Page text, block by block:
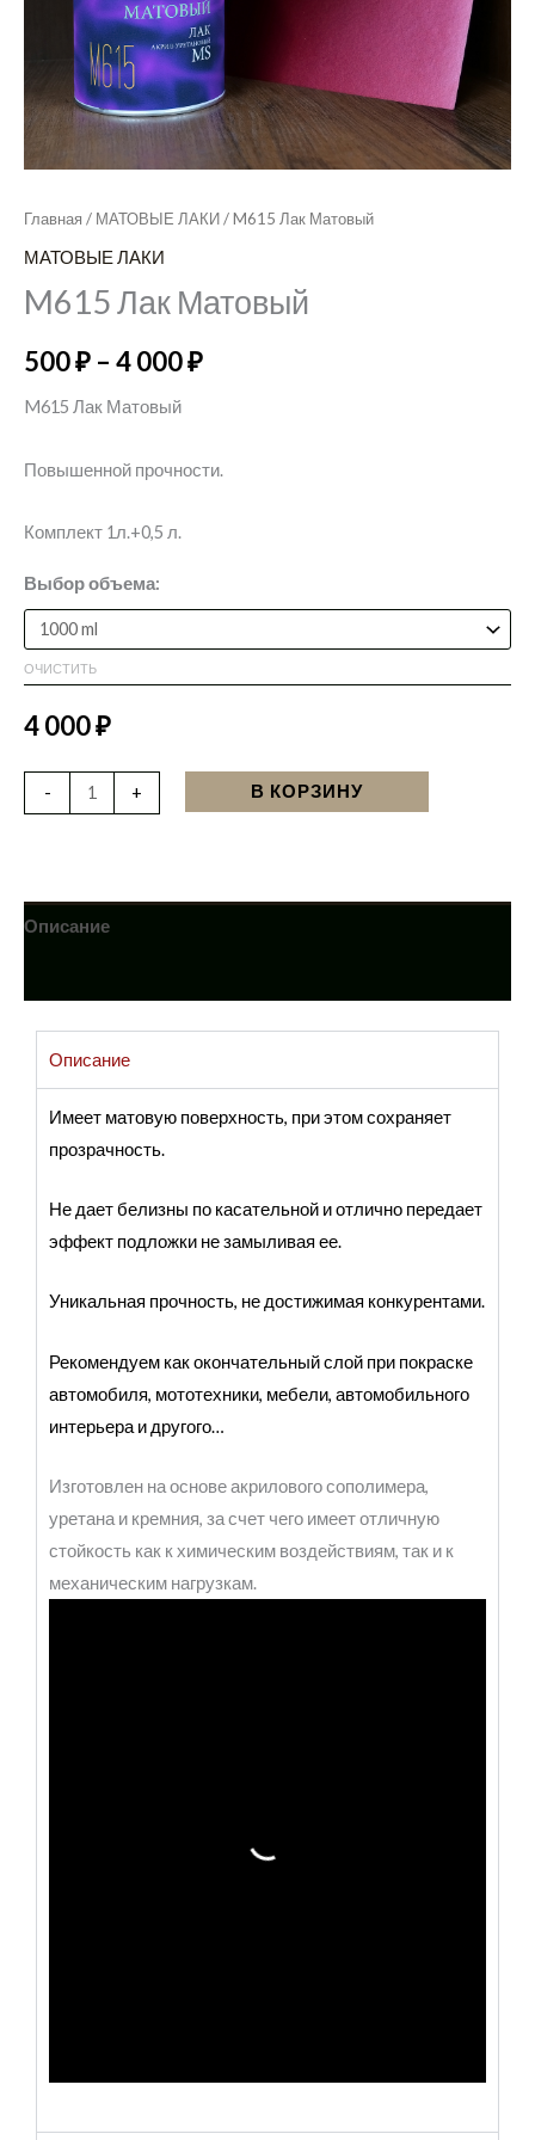
Главная / МАТОВЫЕ ЛАКИ/ M615 Лак Матовый
МАТОВЫЕ ЛАКИ
M615 Лак Матовый
500₽ – 4 000₽
M615 Лак Матовый
Повышенной прочности.
Комплект 1л.+0,5 л.
Выбор объема:
ОЧИСТИТЬ
4 000₽
- + В КОРЗИНУ
Описание
Описание
Имеет матовую поверхность, при этом сохраняет
прозрачность.
Не дает белизны по касательной и отлично передает
эффект подложки не замыливая ее.
Уникальная прочность, не достижимая конкурентами.
Рекомендуем как окончательный слой при покраске
автомобиля, мототехники, мебели, автомобильного
интерьера и другого…
Изготовлен на основе акрилового сополимера,
уретана и кремния, за счет чего имеет отличную
стойкость как к химическим воздействиям, так и к
механическим нагрузкам.